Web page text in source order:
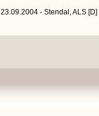
23.09.2004 - Stendal, ALS [D]